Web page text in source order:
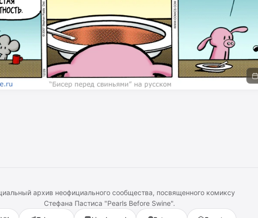
архив неофициального сообщества, посвященного комиксу
Стефана Пастиса "Pearls Before Swine".